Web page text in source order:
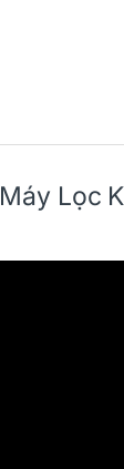
Máy Lọc